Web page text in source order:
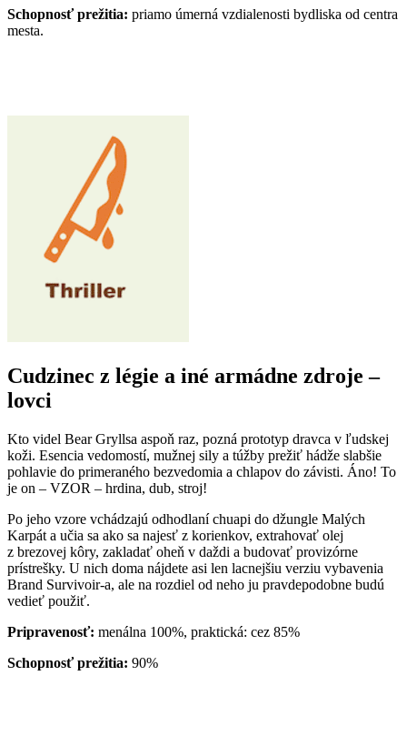
Schopnosť prežitia: priamo úmerná vzdialenosti bydliska od centra
mesta.
Cudzinec z légie a iné armádne zdroje –
lovci
Kto videl Bear Gryllsa aspoň raz, pozná prototyp dravca v ľudskej
koži. Esencia vedomostí, mužnej sily a túžby prežiť hádže slabšie
pohlavie do primeraného bezvedomia a chlapov do závisti. Áno! To
je on – VZOR – hrdina, dub, stroj!
Po jeho vzore vchádzajú odhodlaní chuapi do džungle Malých
Karpát a učia sa ako sa najesť z korienkov, extrahovať olej
z brezovej kôry, zakladať oheň v daždi a budovať provizórne
prístrešky. U nich doma nájdete asi len lacnejšiu verziu vybavenia
Brand Survivoir-a, ale na rozdiel od neho ju pravdepodobne budú
vedieť použiť.
Pripravenosť: menálna 100%, praktická: cez 85%
Schopnosť prežitia: 90%